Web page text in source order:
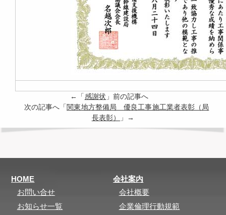
←「 感謝状 」前の記事へ
次の記事へ「 関東地方整備局 優良工事施工業者表彰（局
長表彰）
」→
HOME
お問い合せ
お知らせ一覧
会社案内
会社概要
企業倫理行動規範